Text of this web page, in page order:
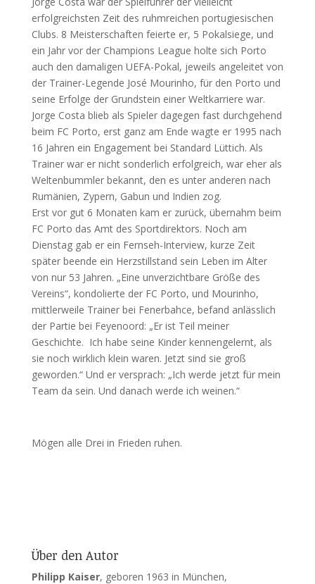
erfolgreichsten Zeit des ruhmreichen portugiesischen
Clubs. 8 Meisterschaften feierte er, 5 Pokalsiege, und
ein Jahr vor der Champions League holte sich Porto
auch den damaligen UEFA-Pokal, jeweils angeleitet von
der Trainer-Legende José Mourinho, für den Porto und
seine Erfolge der Grundstein einer Weltkarriere war.
Jorge Costa blieb als Spieler dagegen fast durchgehend
beim FC Porto, erst ganz am Ende wagte er 1995 nach
16 Jahren ein Engagement bei Standard Lüttich. Als
Trainer war er nicht sonderlich erfolgreich, war eher als
Weltenbummler bekannt, den es unter anderen nach
Rumänien, Zypern, Gabun und Indien zog.
Erst vor gut 6 Monaten kam er zurück, übernahm beim
FC Porto das Amt des Sportdirektors. Noch am
Dienstag gab er ein Fernseh-Interview, kurze Zeit
später beende ein Herzstillstand sein Leben im Alter
von nur 53 Jahren. „Eine unverzichtbare Größe des
Vereins“, kondolierte der FC Porto, und Mourinho,
mittlerweile Trainer bei Fenerbahce, befand anlässlich
der Partie bei Feyenoord: „Er ist Teil meiner
Geschichte. Ich habe seine Kinder kennengelernt, als
sie noch wirklich klein waren. Jetzt sind sie groß
geworden.“ Und er versprach: „Ich werde jetzt für mein
Team da sein. Und danach werde ich weinen.“
Mögen alle Drei in Frieden ruhen.
Über den Autor
Philipp Kaiser, geboren 1963 in München,